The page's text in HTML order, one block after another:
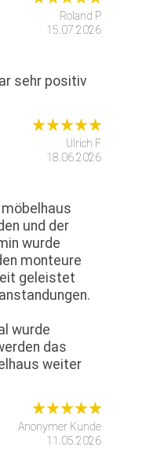
Roland P
15.07.2026
sehr positiv
Ulrich F
18.06.2026
und der
wurde
monteure
geleistet
wurde
das
weiter
Anonymer Kunde
11.05.2026